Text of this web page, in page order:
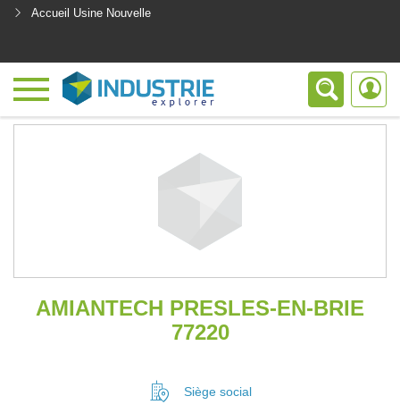
Accueil Usine Nouvelle
AMIANTECH PRESLES-EN-BRIE
77220
Siège social